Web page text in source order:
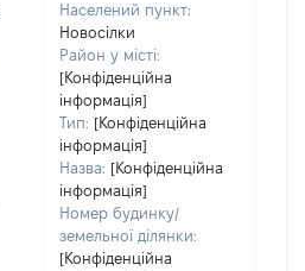
Населений пункт:
Новосілки
Район у місті:
[Конфіденційна
інформація]
Тип: [Конфіденційна
інформація]
Назва: [Конфіденційна
інформація]
Номер будинку/
земельної ділянки:
[Конфіденційна